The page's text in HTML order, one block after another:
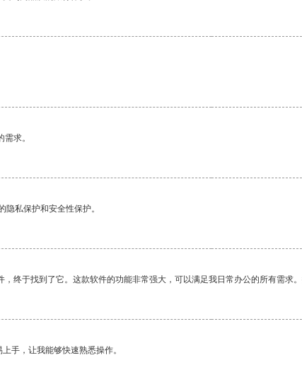
求。
私保护和安全性保护。
终于找到了它。这款软件的功能非常强大，可以满足我日常办公的所有需求
手，让我能够快速熟悉操作。